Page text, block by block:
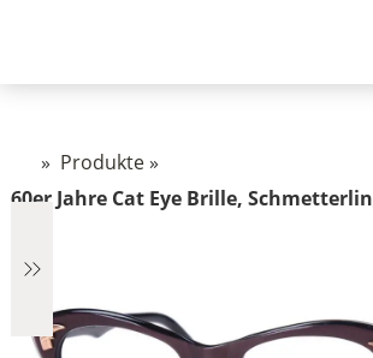
» Produkte»
60er Jahre Cat Eye Brille,